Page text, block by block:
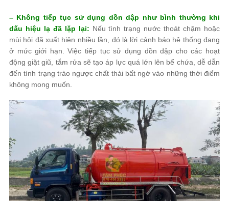
– Không tiếp tục sử dụng dồn dập như bình thường khi
dấu hiệu lạ đã lặp lại: Nếu tình trạng nước thoát chậm hoặc
mùi hôi đã xuất hiện nhiều lần, đó là lời cảnh báo hệ thống đang
ở mức giới hạn. Việc tiếp tục sử dụng dồn dập cho các hoạt
động giặt giũ, tắm rửa sẽ tạo áp lực quá lớn lên bể chứa, dễ dẫn
đến tình trạng trào ngược chất thải bất ngờ vào những thời điểm
không mong muốn.